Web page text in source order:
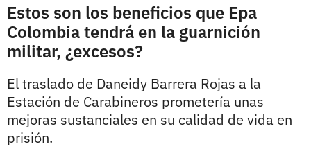
Estos son los beneficios que Epa
Colombia tendrá en la guarnición
militar, ¿excesos?
El traslado de Daneidy Barrera Rojas a la
Estación de Carabineros prometería unas
mejoras sustanciales en su calidad de vida en
prisión.